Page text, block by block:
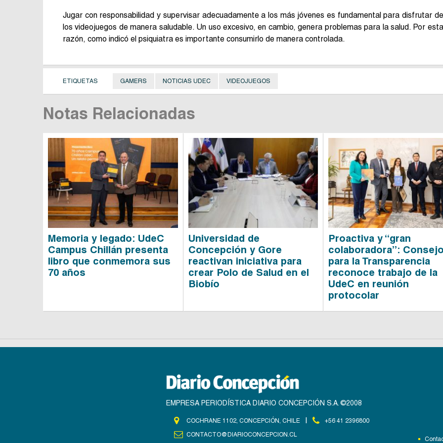
Jugar con responsabilidad y supervisar adecuadamente a los más jóvenes es fundamental para disfrutar de
los videojuegos de manera saludable. Un uso excesivo, en cambio, genera problemas para la salud. Por esta
razón, como indicó el psiquiatra es importante consumirlo de manera controlada.
ETIQUETAS GAMERS NOTICIAS UDEC VIDEOJUEGOS
Notas Relacionadas
Memoria y legado: UdeC
Campus Chillán presenta
libro que conmemora sus
70 años
Universidad de
Concepción y Gore
reactivan iniciativa para
crear Polo de Salud en el
Biobío
Proactiva y “gran
colaboradora”:
para la Transparencia
reconoce trabajo de la
UdeC en reunión
protocolar
EMPRESA PERIODÍSTICA DIARIO CONCEPCIÓN S.A. ©2008
COCHRANE 1102, CONCEPCIÓN, CHILE
+56 41 2396800
CONTACTO@DIARIOCONCEPCION.CL